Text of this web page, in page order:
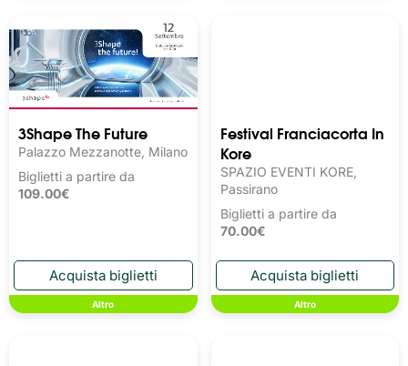
3Shape The Future
Palazzo Mezzanotte, Milano
Biglietti a partire da
109.00€
Altro
Festival Franciacorta In
Kore
SPAZIO EVENTI KORE,
Passirano
Biglietti a partire da
70.00€
Altro